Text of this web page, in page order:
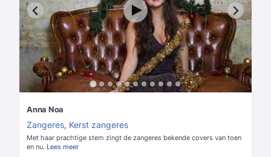
Anna Noa
Zangeres, Kerst zangeres
Met haar prachtige stem zingt de zangeres bekende covers van toen
en nu. Lees meer